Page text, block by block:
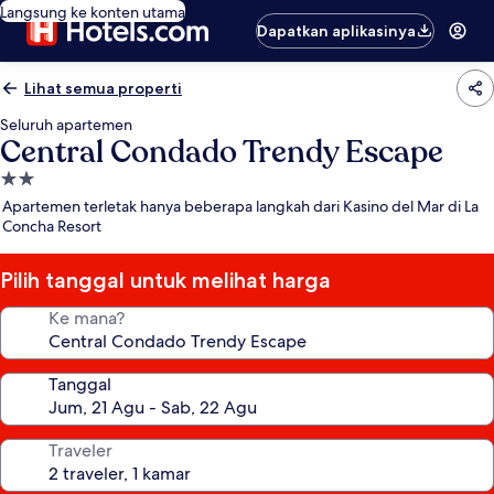
Langsung ke konten utama
Dapatkan aplikasinya
Lihat semua properti
Seluruh apartemen
Central Condado Trendy Escape
Properti
bintang
2.0
Apartemen terletak hanya beberapa langkah dari Kasino del Mar di La
Concha Resort
Pilih tanggal untuk melihat harga
Ke mana?
Tanggal
Traveler